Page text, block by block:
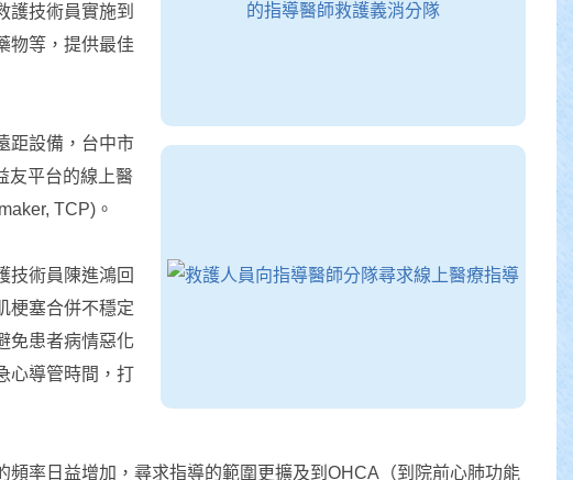
護技術員實施到
物等，提供最佳
距設備，台中市
友平台的線上醫
TCP)。
技術員陳進鴻回
梗塞合併不穩定
免患者病情惡化
心導管時間，打
率日益增加，尋求指導的範圍更擴及到OHCA（到院前心肺功能